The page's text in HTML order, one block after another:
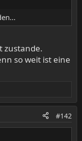
zustande.
so weit ist eine
#142